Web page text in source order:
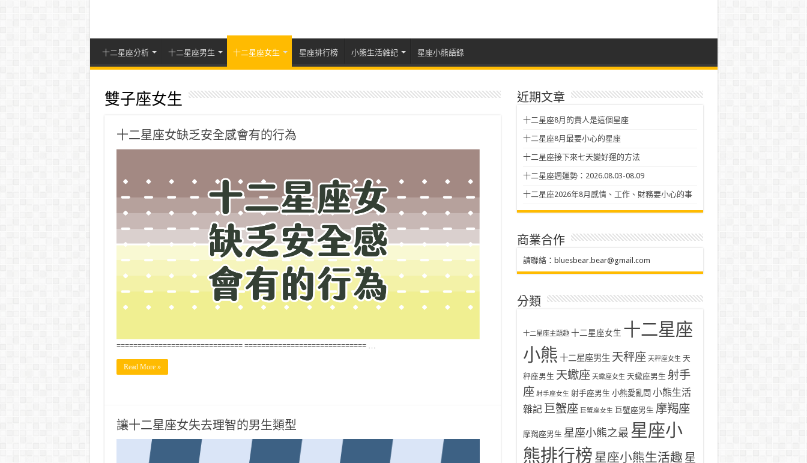
十二星座分析 十二星座男生 十二星座女生 星座排行榜 小熊生活雜記 星座小熊語錄
雙子座女生
十二星座女缺乏安全感會有的行為
============================== ============================= …
Read More »
讓十二星座女失去理智的男生類型
近期文章
十二星座8月的貴人是這個星座
十二星座8月最要小心的星座
十二星座接下來七天變好運的方法
十二星座週運勢：2026.08.03-08.09
十二星座2026年8月感情、工作、財務要小心的事
商業合作
請聯絡： bluesbear.bear@gmail.com
分類
十二星座主題趣 十二星座女生 十二星座
小熊 十二星座男生 天秤座 天秤座女生 天
秤座男生 天蠍座 天蠍座女生 天蠍座男生 射手
座 射手座女生 射手座男生 小熊愛亂問 小熊生活
雜記 巨蟹座 巨蟹座女生 巨蟹座男生 摩羯座
摩羯座男生 星座小熊之最 星座小
熊排行榜 星座小熊生活趣 星